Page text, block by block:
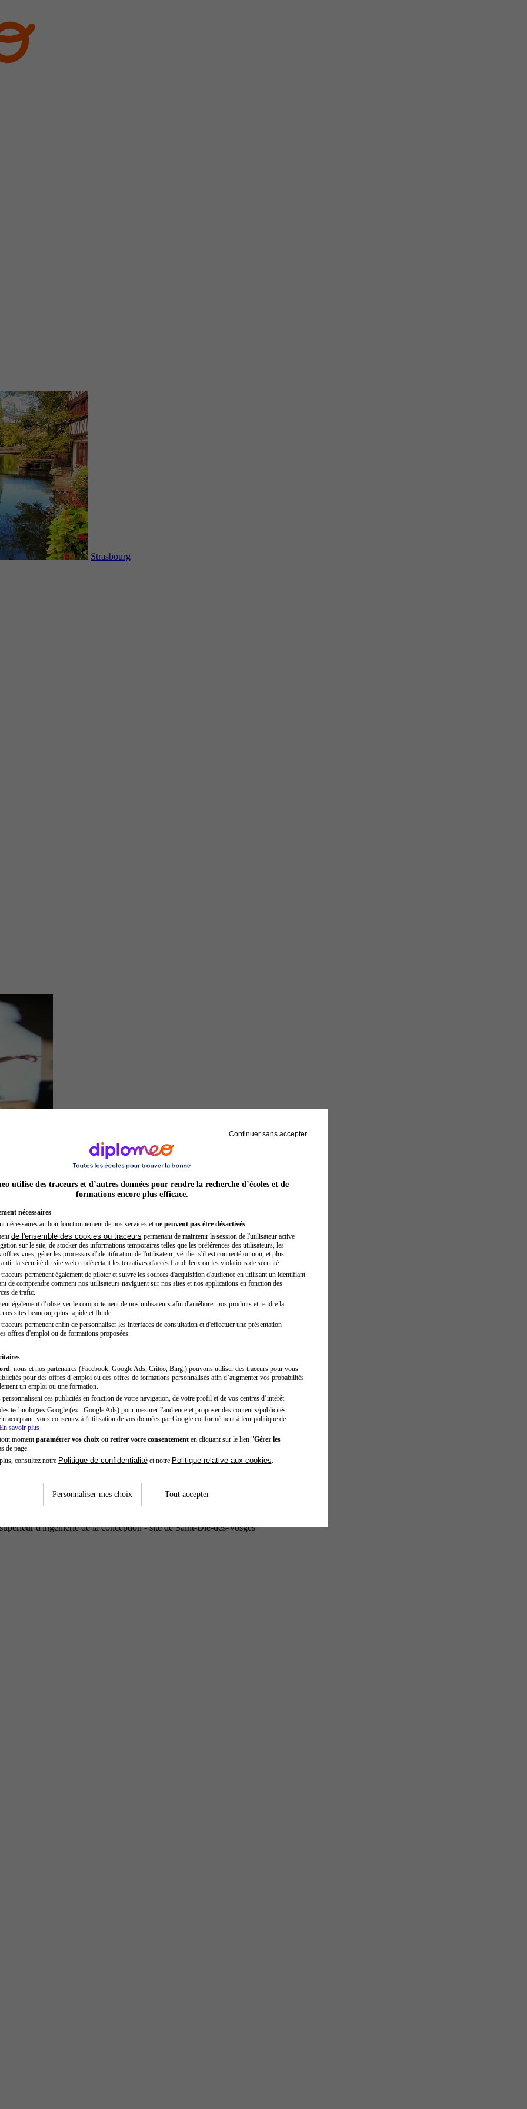
Strasbourg
d'ingénierie de la conception - site de Saint-Dié-des-Vosges
Continuer sans accepter
utilise des traceurs et d’autres données pour rendre la recherche d’écoles et de
formations encore plus efficace.
nécessaires
nécessaires au bon fonctionnement de nos services et ne peuvent pas être désactivés.
de l'ensemble des cookies ou traceurs permettant de maintenir la session de l'utilisateur active
sur le site, de stocker des informations temporaires telles que les préférences des utilisateurs, les
offres vues, gérer les processus d'identification de l'utilisateur, vérifier s'il est connecté ou non, et plus
la sécurité du site web en détectant les tentatives d'accès frauduleux ou les violations de sécurité.
permettent également de piloter et suivre les sources d'acquisition d'audience en utilisant un identifiant
de comprendre comment nos utilisateurs naviguent sur nos sites et nos applications en fonction des
de trafic.
également d’observer le comportement de nos utilisateurs afin d'améliorer nos produits et rendre la
sites beaucoup plus rapide et fluide.
permettent enfin de personnaliser les interfaces de consultation et d'effectuer une présentation
offres d'emploi ou de formations proposées.
, nous et nos partenaires (Facebook, Google Ads, Critéo, Bing,) pouvons utiliser des traceurs pour vous
pour des offres d’emploi ou des offres de formations personnalisés afin d’augmenter vos probabilités
un emploi ou une formation.
ces publicités en fonction de votre navigation, de votre profil et de vos centres d’intérêt.
technologies Google (ex : Google Ads) pour mesurer l'audience et proposer des contenus/publicités
acceptant, vous consentez à l'utilisation de vos données par Google conformément à leur politique de
savoir plus
moment paramétrer vos choixou retirer votre consentementen cliquant sur le lien "Gérer les
de page.
consultez notre Politique de confidentialitéet notre Politique relative aux cookies
Personnaliser mes choix Tout accepter